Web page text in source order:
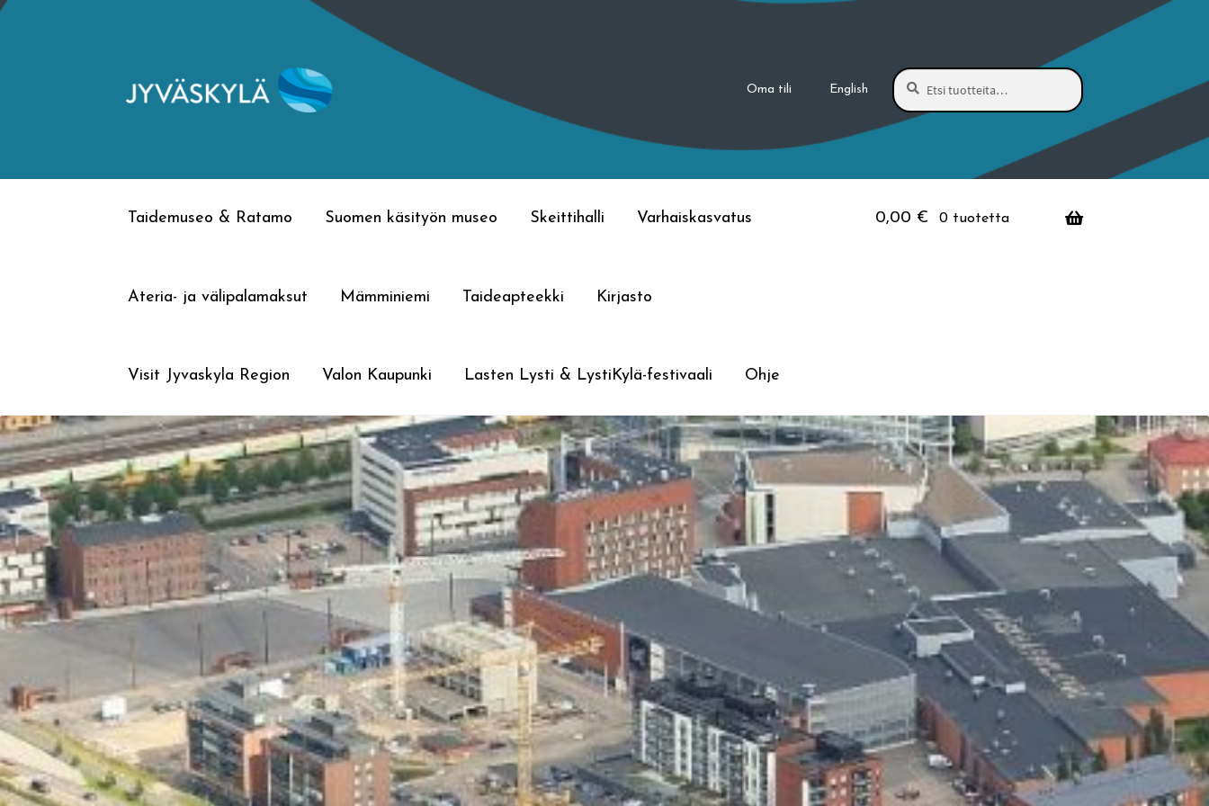
Siirry
Siirry
Oma tili English
Etsi:
Haku
Taidemuseo & Ratamo Suomen käsityön museo Skeittihalli Varhaiskasvatus
Ateria- ja välipalamaksut Mämminiemi Taideapteekki Kirjasto
Visit Jyvaskyla Region Valon Kaupunki Lasten Lysti & LystiKylä-festivaali Ohje
0,00 € 0 tuotetta